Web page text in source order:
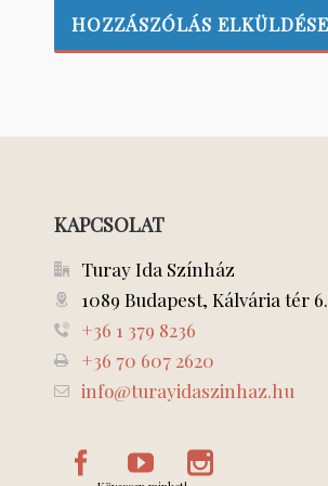
KAPCSOLAT
Turay Ida Színház
1089 Budapest, Kálvária tér 6.
+36 1 379 8236
+36 70 607 2620
info@turayidaszinhaz.hu